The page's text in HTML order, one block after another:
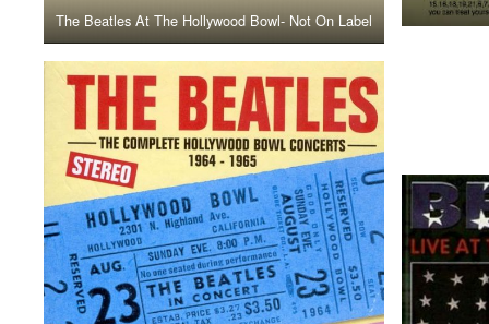
The Beatles At The Hollywood Bowl- Not On Label